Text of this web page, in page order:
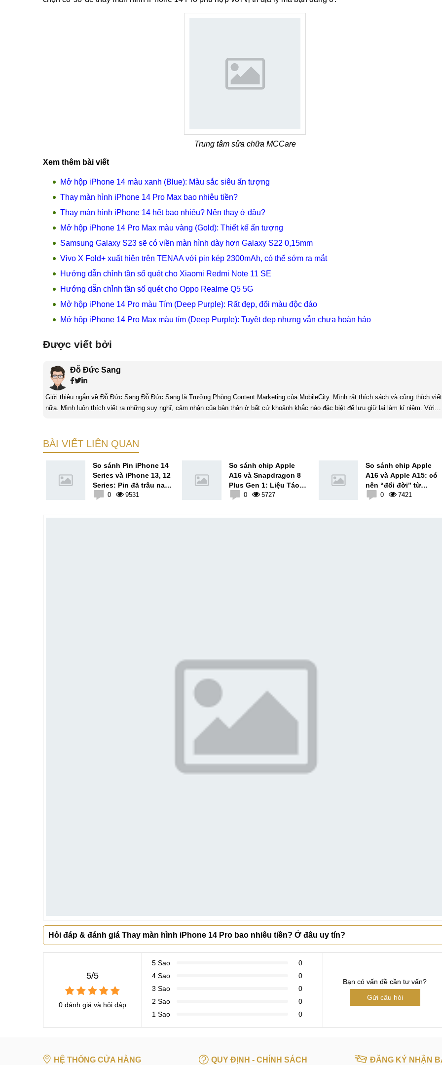
Trung tâm sửa chữa MCCare
Xem thêm bài viết
Mở hộp iPhone 14 màu xanh (Blue): Màu sắc siêu ấn tượng
Thay màn hình iPhone 14 Pro Max bao nhiêu tiền?
Thay màn hình iPhone 14 hết bao nhiêu? Nên thay ở đâu?
Mở hộp iPhone 14 Pro Max màu vàng (Gold): Thiết kế ấn tượng
Samsung Galaxy S23 sẽ có viền màn hình dày hơn Galaxy S22 0,15mm
Vivo X Fold+ xuất hiện trên TENAA với pin kép 2300mAh, có thể sớm ra mắt
Hướng dẫn chỉnh tần số quét cho Xiaomi Redmi Note 11 SE
Hướng dẫn chỉnh tần số quét cho Oppo Realme Q5 5G
Mở hộp iPhone 14 Pro màu Tím (Deep Purple): Rất đẹp, đổi màu độc đáo
Mở hộp iPhone 14 Pro Max màu tím (Deep Purple): Tuyệt đẹp nhưng vẫn chưa hoàn hảo
Được viết bởi
Đỗ Đức Sang
Giới thiệu ngắn về Đỗ Đức Sang Đỗ Đức Sang là Trưởng Phòng Content Marketing của MobileCity. Mình rất thích sách và cũng thích viết
nữa. Mình luôn thích viết ra những suy nghĩ, cảm nhận của bản thân ở bất cứ khoảnh khắc nào đặc biệt để lưu giữ lại làm kỉ niệm. Với
BÀI VIẾT LIÊN QUAN
So sánh Pin iPhone 14
Series và iPhone 13, 12
Series: Pin đã trâu nay
còn trâu hơn
0 9531
So sánh chip Apple
A16 và Snapdragon 8
Plus Gen 1: Liệu Táo
có thắng Rồng?
0 5727
So sánh chip Apple
A16 và Apple A15: có
nên “đổi đời” từ
iPhone 13 Series lên
0 7421
Hỏi đáp & đánh giá Thay màn hình iPhone 14 Pro bao nhiêu tiền? Ở đâu uy tín?
5/5
0 đánh giá và hỏi đáp
5 Sao
0
4 Sao
0
3 Sao
0
2 Sao
0
1 Sao
0
Bạn có vấn đề cần tư vấn?
Gửi câu hỏi
HỆ THỐNG CỬA HÀNG QUY ĐỊNH - CHÍNH SÁCH ĐĂNG KÝ NHẬN